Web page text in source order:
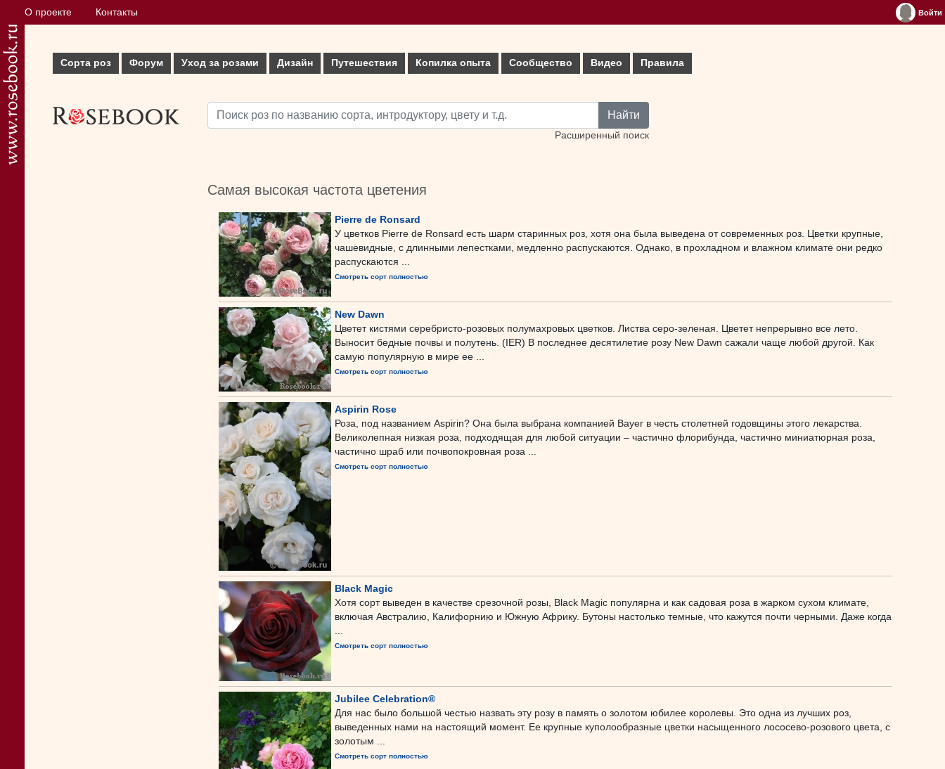
О проекте Контакты Войти
Сорта роз Форум Уход за розами Дизайн Путешествия Копилка опыта Сообщество Видео Правила
Найти
Расширенный поиск
Самая высокая частота цветения
Pierre de Ronsard
У цветков Pierre de Ronsard есть шарм старинных роз, хотя она была выведена от современных роз. Цветки крупные,
чашевидные, с длинными лепестками, медленно распускаются. Однако, в прохладном и влажном климате они редко
распускаются ...
Смотреть сорт полностью
New Dawn
Цветет кистями серебристо-розовых полумахровых цветков. Листва серо-зеленая. Цветет непрерывно все лето.
Выносит бедные почвы и полутень. (IER) В последнее десятилетие розу New Dawn сажали чаще любой другой. Как
самую популярную в мире ее ...
Смотреть сорт полностью
Aspirin Rose
Роза, под названием Aspirin? Она была выбрана компанией Bayer в честь столетней годовщины этого лекарства.
Великолепная низкая роза, подходящая для любой ситуации – частично флорибунда, частично миниатюрная роза,
частично шраб или почвопокровная роза ...
Смотреть сорт полностью
Black Magic
Хотя сорт выведен в качестве срезочной розы, Black Magic популярна и как садовая роза в жарком сухом климате,
включая Австралию, Калифорнию и Южную Африку. Бутоны настолько темные, что кажутся почти черными. Даже когда
...
Смотреть сорт полностью
Jubilee Celebration®
Для нас было большой честью назвать эту розу в память о золотом юбилее королевы. Это одна из лучших роз,
выведенных нами на настоящий момент. Ее крупные куполообразные цветки насыщенного лососево-розового цвета, с
золотым ...
Смотреть сорт полностью